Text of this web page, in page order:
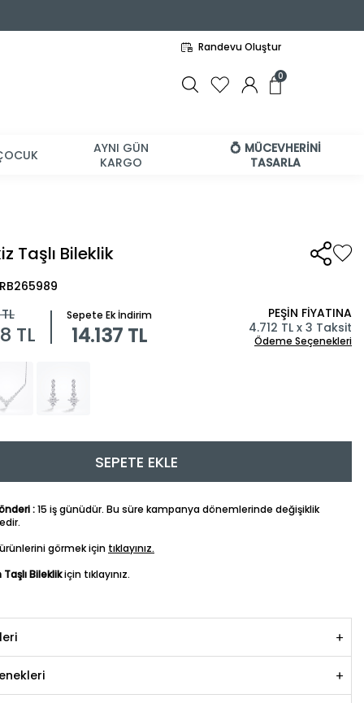
Randevu Oluştur
0
AYNI GÜN
KARGO
💍 MÜCEVHERİNİ
TASARLA
Taşlı Bileklik
TL
Sepete Ek İndirim
14.137 TL
PEŞİN FİYATINA
4.712 TL x 3 Taksit
Ödeme Seçenekleri
SEPETE EKLE
:15 iş günüdür. Bu süre kampanya dönemlerinde değişiklik
görmek için tıklayınız.
Taşlı Bileklikiçin tıklayınız.